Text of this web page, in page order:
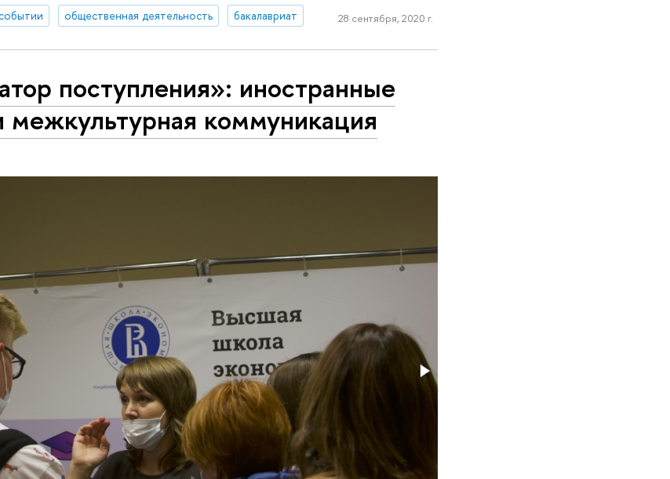
общественная деятельность бакалавриат 28 сентября, 2020 г.
поступления»: иностранные
межкультурная коммуникация